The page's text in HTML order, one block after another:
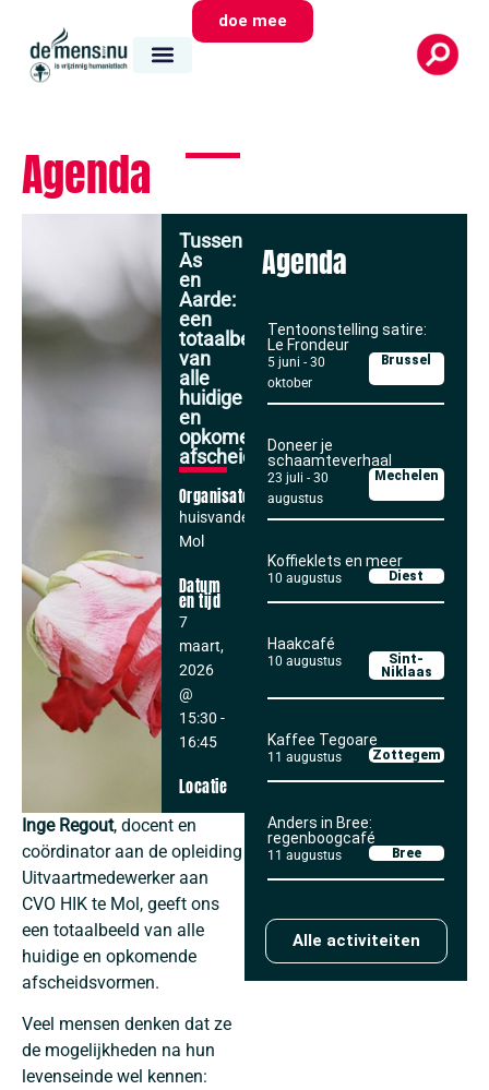
doe mee
Agenda
Tussen
As
en
Aarde:
een
totaalbeeld
van
alle
huidige
en
opkomende
afscheidsvormen
Organisator
huisvandeMens
Mol
Datum
en tijd
7
maart,
2026
@
15:30 -
16:45
Locatie
Inge Regout, docent en
coördinator aan de opleiding
Uitvaartmedewerker aan
CVO HIK te Mol, geeft ons
een totaalbeeld van alle
huidige en opkomende
afscheidsvormen.
Veel mensen denken dat ze
de mogelijkheden na hun
levenseinde wel kennen:
Agenda
Tentoonstelling satire:
Le Frondeur
5 juni - 30
oktober
Brussel
Doneer je
schaamteverhaal
23 juli - 30
augustus
Mechelen
Koffieklets en meer
10 augustus Diest
Haakcafé
10 augustus
Sint-
Niklaas
Kaffee Tegoare
11 augustus Zottegem
Anders in Bree:
regenboogcafé
11 augustus Bree
Alle activiteiten